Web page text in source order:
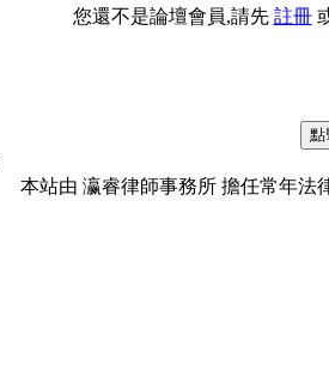
您還不是論壇會員,請先 註冊
本站由 瀛睿律師事務所 擔任常年法